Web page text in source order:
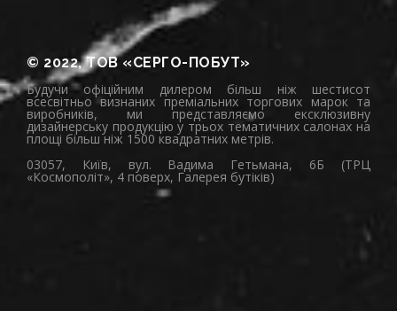
© 2022, ТОВ «СЕРГО-ПОБУТ»
Будучи офіційним дилером більш ніж шестисот
всесвітньо визнаних преміальних торгових марок та
виробників, ми представляємо ексклюзивну
дизайнерську продукцію у трьох тематичних салонах на
площі більш ніж 1500 квадратних метрів.
03057, Київ, вул. Вадима Гетьмана, 6Б (ТРЦ
«Космополіт», 4 поверх, Галерея бутіків)